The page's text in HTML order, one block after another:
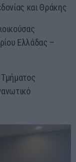
και Θράκης
Ελλάδας –